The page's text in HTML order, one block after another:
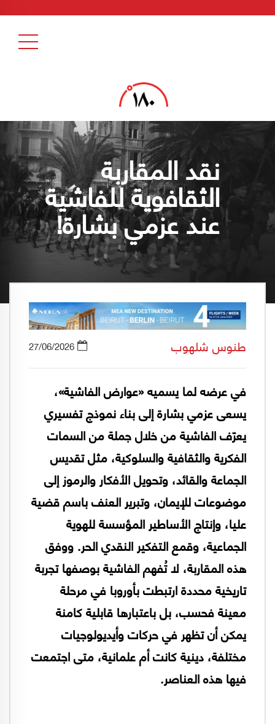
نقد المقاربة
الثقافوية للفاشية
عند عزمي بشارة!
طنوس شلهوب 27/06/2026
في عرضه لما يسميه «عوارض الفاشية»،
يسعى عزمي بشارة إلى بناء نموذج تفسيري
يعرّف الفاشية من خلال جملة من السمات
الفكرية والثقافية والسلوكية، مثل تقديس
الجماعة والقائد، وتحويل الأفكار والرموز إلى
موضوعات للإيمان، وتبرير العنف باسم قضية
عليا، وإنتاج الأساطير المؤسسة للهوية
الجماعية، وقمع التفكير النقدي الحر. ووفق
هذه المقاربة، لا تُفهم الفاشية بوصفها تجربة
تاريخية محددة ارتبطت بأوروبا في مرحلة
معينة فحسب، بل باعتبارها قابلية كامنة
يمكن أن تظهر في حركات وأيديولوجيات
مختلفة، دينية كانت أم علمانية، متى اجتمعت
فيها هذه العناصر.